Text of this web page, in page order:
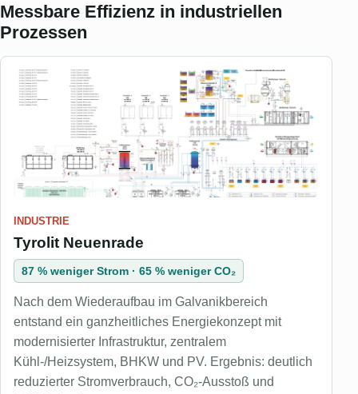
Messbare Effizienz in industriellen
Prozessen
INDUSTRIE
Tyrolit Neuenrade
87 % weniger Strom · 65 % weniger CO₂
Nach dem Wiederaufbau im Galvanikbereich
entstand ein ganzheitliches Energiekonzept mit
modernisierter Infrastruktur, zentralem
Kühl-/Heizsystem, BHKW und PV. Ergebnis: deutlich
reduzierter Stromverbrauch, CO₂-Ausstoß und